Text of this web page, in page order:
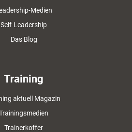
Medien
Self-Leadership
Das Blog
Training
aktuell Magazin
Trainerkoffer